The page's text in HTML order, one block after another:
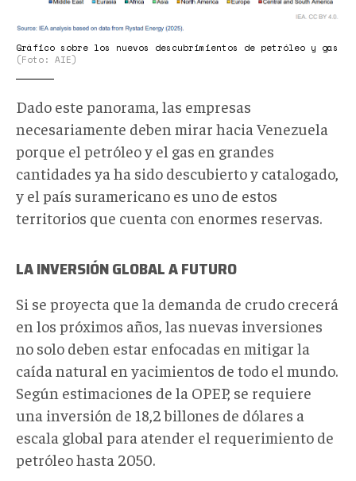
11.png
Gráfico sobre los nuevos descubrimientos de petróleo y gas
(Foto: AIE)
Dado este panorama, las empresas
necesariamente deben mirar hacia Venezuela
porque el petróleo y el gas en grandes
cantidades ya ha sido descubierto y catalogado,
y el país suramericano es uno de estos
territorios que cuenta con enormes reservas.
LA INVERSIÓN GLOBAL A FUTURO
Si se proyecta que la demanda de crudo crecerá
en los próximos años, las nuevas inversiones
no solo deben estar enfocadas en mitigar la
caída natural en yacimientos de todo el mundo.
Según estimaciones de la OPEP, se requiere
una inversión de 18,2 billones de dólares a
escala global para atender el requerimiento de
petróleo hasta 2050.